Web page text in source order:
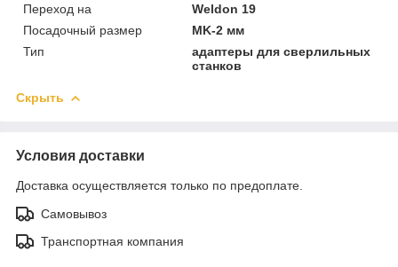
Переход на
Weldon 19
Посадочный размер
MK-2 мм
Тип
адаптеры для сверлильных
станков
Скрыть
Условия доставки
Доставка осуществляется только по предоплате.
Самовывоз
Транспортная компания